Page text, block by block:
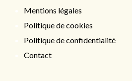
Mentions légales
Politique de cookies
Politique de confidentialité
Contact